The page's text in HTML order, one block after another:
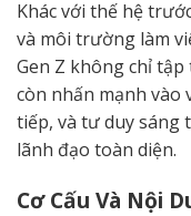
Khác với thế hệ
và môi trường làm
Gen Z không chỉ
còn nhấn mạnh vào
tiếp, và tư duy
lãnh đạo toàn diện.
Cơ Cấu Và Nội